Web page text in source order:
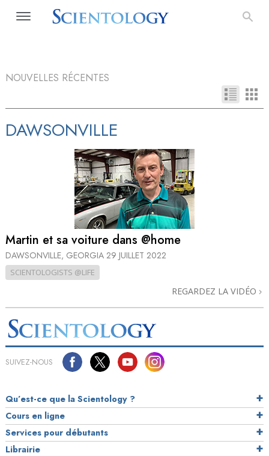
NOUVELLES RÉCENTES
DAWSONVILLE
Martin et sa voiture dans @home
DAWSONVILLE, GEORGIA 29 JUILLET 2022
SCIENTOLOGISTS @LIFE
REGARDEZ LA VIDÉO
SUIVEZ-NOUS
Qu’est-ce que la Scientology ?
Cours en ligne
Services pour débutants
Librairie